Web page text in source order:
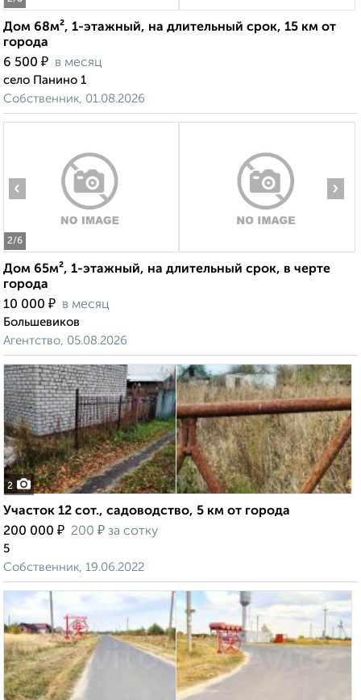
Дом 68м², 1-этажный, на длительный срок, 15 км от
города
6 500 ₽ в месяц
село Панино 1
Собственник, 01.08.2026
2/6
‹ ›
Дом 65м², 1-этажный, на длительный срок, в черте
города
10 000 ₽ в месяц
Большевиков
Агентство, 05.08.2026
2
Участок 12 сот., садоводство, 5 км от города
200 000 ₽ 200 ₽ за сотку
5
Собственник, 19.06.2022